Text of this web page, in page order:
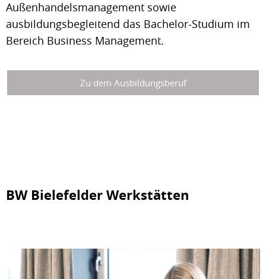
Außenhandelsmanagement sowie
ausbildungsbegleitend das Bachelor-Studium im
Bereich Business Management.
Zu dem Ausbildungsberuf
BW Bielefelder Werkstätten